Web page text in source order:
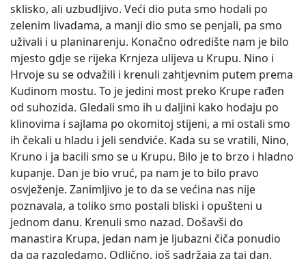
sklisko, ali uzbudljivo. Veći dio puta smo hodali po
zelenim livadama, a manji dio smo se penjali, pa smo
uživali i u planinarenju. Konačno odredište nam je bilo
mjesto gdje se rijeka Krnjeza ulijeva u Krupu. Nino i
Hrvoje su se odvažili i krenuli zahtjevnim putem prema
Kudinom mostu. To je jedini most preko Krupe rađen
od suhozida. Gledali smo ih u daljini kako hodaju po
klinovima i sajlama po okomitoj stijeni, a mi ostali smo
ih čekali u hladu i jeli sendviće. Kada su se vratili, Nino,
Kruno i ja bacili smo se u Krupu. Bilo je to brzo i hladno
kupanje. Dan je bio vruć, pa nam je to bilo pravo
osvježenje. Zanimljivo je to da se većina nas nije
poznavala, a toliko smo postali bliski i opušteni u
jednom danu. Krenuli smo nazad. Došavši do
manastira Krupa, jedan nam je ljubazni čiča ponudio
da ga razgledamo. Odlično, još sadržaja za taj dan.